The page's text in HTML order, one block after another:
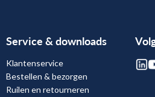
Service & downloads
Klantenservice
Bestellen & bezorgen
Ruilen en retourneren